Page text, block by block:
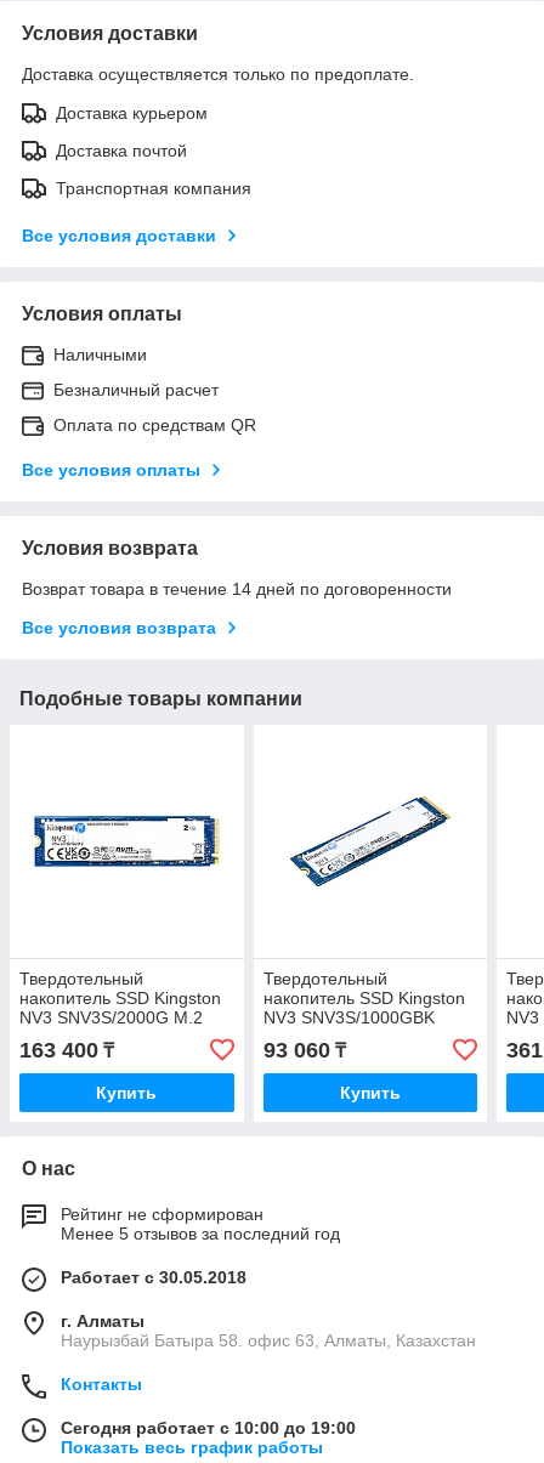
Условия доставки
Доставка осуществляется только по предоплате.
Доставка курьером
Доставка почтой
Транспортная компания
Все условия доставки
Условия оплаты
Наличными
Безналичный расчет
Оплата по средствам QR
Все условия оплаты
Условия возврата
Возврат товара в течение 14 дней по договоренности
Все условия возврата
Подобные товары компании
Твердотельный
накопитель SSD Kingston
NV3 SNV3S/2000G M.2
NVMe PCIe 4.0x4
163 400 ₸
Купить
Твердотельный
накопитель SSD Kingston
NV3 SNV3S/1000GBK
1000GB M.2 NVMe PCIe
4.0x4 6000/4000Мб/сBULK
93 060₸
Купить
О нас
Рейтинг не сформирован
Менее 5 отзывов за последний год
Работает с 30.05.2018
г. Алматы
Наурызбай Батыра 58. офис 63, Алматы, Казахстан
Контакты
Сегодня работает с 10:00 до 19:00
Показать весь график работы